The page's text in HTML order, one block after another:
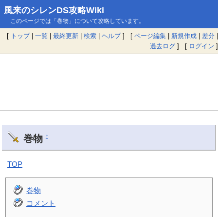
風来のシレンDS攻略Wiki
このページでは「巻物」について攻略しています。
[ トップ| 一覧 | 最終更新 | 検索 | ヘルプ] [ ページ編集 | 新規作成 | 差分 |
過去ログ ] [ ログイン ]
巻物 †
TOP
巻物
コメント